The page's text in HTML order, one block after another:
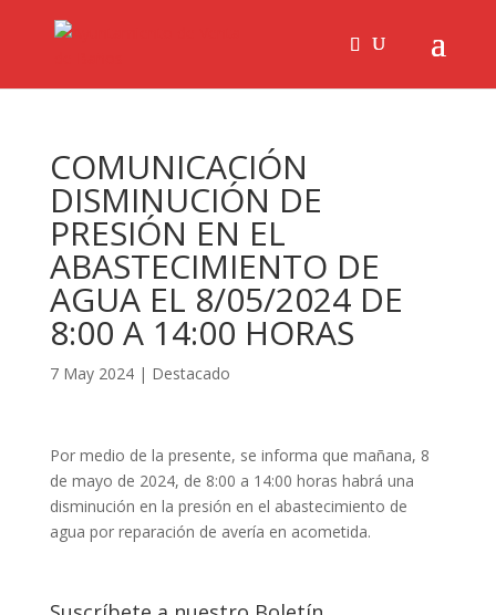
COMUNICACIÓN
DISMINUCIÓN DE
PRESIÓN EN EL
ABASTECIMIENTO DE
AGUA EL 8/05/2024 DE
8:00 A 14:00 HORAS
7 May 2024| Destacado
Por medio de la presente, se informa que mañana, 8
de mayo de 2024, de 8:00 a 14:00 horas habrá una
disminución en la presión en el abastecimiento de
agua por reparación de avería en acometida.